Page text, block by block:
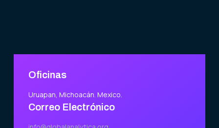
Oficinas
Uruapan, Michoacán. Mexico.
Correo Electrónico